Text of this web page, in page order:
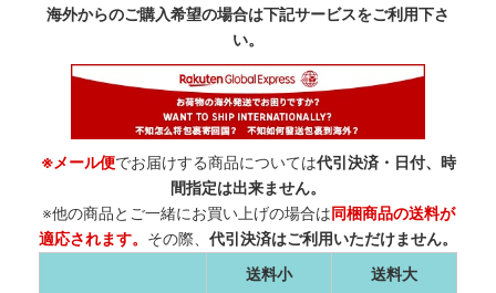
海外からのご購入希望の場合は下記サービスをご利用下さ
い。
※メール便でお届けする商品については代引決済・日付、時
間指定は出来ません。
※他の商品とご一緒にお買い上げの場合は同梱商品の送料が
適応されます。 その際、 代引決済はご利用いただけません。
送料小
送料大